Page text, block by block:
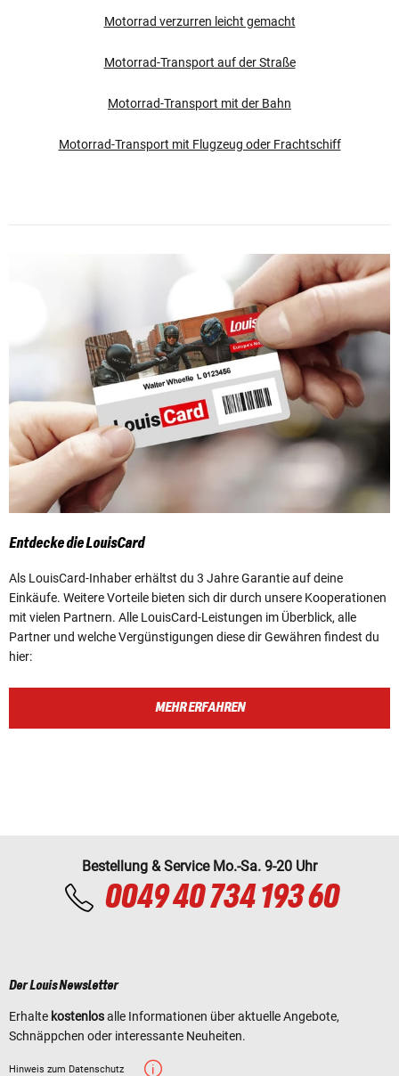
Motorrad verzurren leicht gemacht
Motorrad-Transport auf der Straße
Motorrad-Transport mit der Bahn
Motorrad-Transport mit Flugzeug oder Frachtschiff
Entdecke die LouisCard
Als LouisCard-Inhaber erhältst du 3 Jahre Garantie auf deine
Einkäufe. Weitere Vorteile bieten sich dir durch unsere Kooperationen
mit vielen Partnern. Alle LouisCard-Leistungen im Überblick, alle
Partner und welche Vergünstigungen diese dir Gewähren findest du
hier:
MEHR ERFAHREN
Bestellung & Service Mo.-Sa. 9-20 Uhr
0049 40 734 193 60
Der Louis Newsletter
Erhalte kostenlosalle Informationen über aktuelle Angebote,
Schnäppchen oder interessante Neuheiten.
Hinweis zum Datenschutz